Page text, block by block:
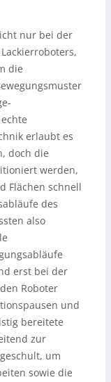
nur bei der
die
erlaubt es
doch die
werden,
Flächen schnell
des
also
erst bei der
Roboter
und
bereitete
zur
um
sowie die